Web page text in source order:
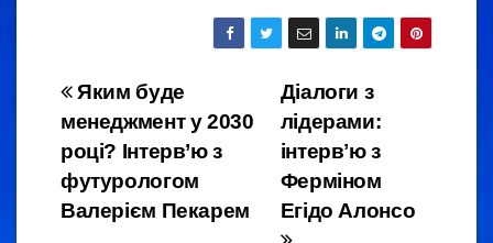
e
b
o
o
k
er
er
el
e
a
m
ail
h
ar
e
Навігація
записів
Діалоги з
лідерами:
інтервʼю з
Ферміном
Егідо Алонсо
Яким буде
менеджмент у 2030
році? Інтерв’ю з
футурологом
Валерієм Пекарем